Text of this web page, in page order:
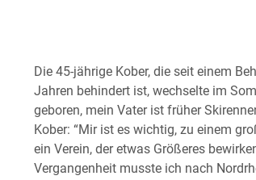
Die 45-jährige Kober, die seit einem
Jahren behindert ist, wechselte im
geboren, mein Vater ist früher
Kober: “Mir ist es wichtig, zu einem
ein Verein, der etwas Größeres
Vergangenheit musste ich nach